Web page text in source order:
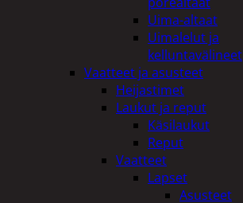
Uima-altaat
Uimalelut ja
kelluntavälineet
Vaatteet ja asusteet
Heijastimet
Laukut ja reput
Käsilaukut
Reput
Vaatteet
Lapset
Asusteet